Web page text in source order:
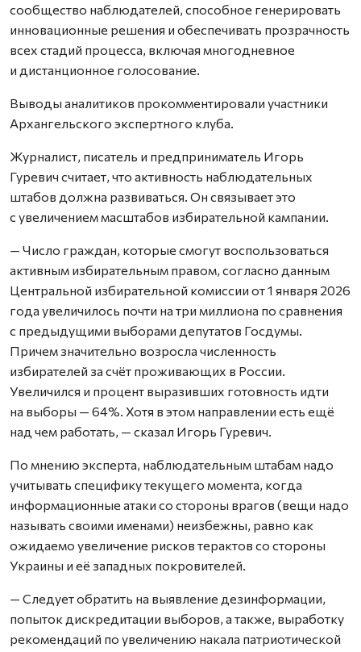
сообщество наблюдателей, способное генерировать
инновационные решения и обеспечивать прозрачность
всех стадий процесса, включая многодневное
и дистанционное голосование.
Выводы аналитиков прокомментировали участники
Архангельского экспертного клуба.
Журналист, писатель и предприниматель Игорь
Гуревич считает, что активность наблюдательных
штабов должна развиваться. Он связывает это
с увеличением масштабов избирательной кампании.
— Число граждан, которые смогут воспользоваться
активным избирательным правом, согласно данным
Центральной избирательной комиссии от 1 января 2026
года увеличилось почти на три миллиона по сравнения
с предыдущими выборами депутатов Госдумы.
Причем значительно возросла численность
избирателей за счёт проживающих в России.
Увеличился и процент выразивших готовность идти
на выборы — 64%. Хотя в этом направлении есть ещё
над чем работать, — сказал Игорь Гуревич.
По мнению эксперта, наблюдательным штабам надо
учитывать специфику текущего момента, когда
информационные атаки со стороны врагов (вещи надо
называть своими именами) неизбежны, равно как
ожидаемо увеличение рисков терактов со стороны
Украины и её западных покровителей.
— Следует обратить на выявление дезинформации,
попыток дискредитации выборов, а также, выработку
рекомендаций по увеличению накала патриотической